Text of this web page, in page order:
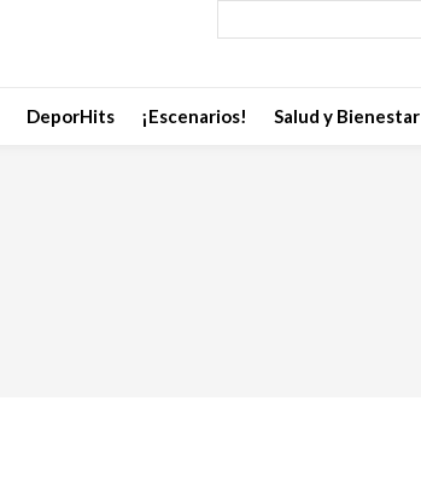
DeporHits ¡Escenarios! Salud y Bienestar